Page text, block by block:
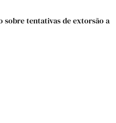
tentativas de extorsão a